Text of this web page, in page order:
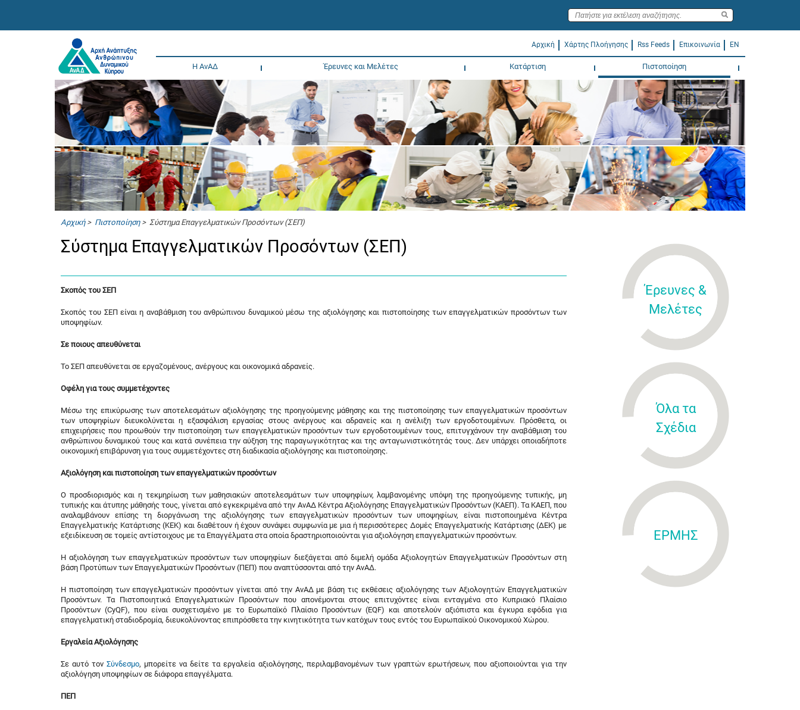
Αρχική Χάρτης Πλοήγησης Rss Feeds Επικοινωνία EN
Η ΑνΑΔ Έρευνες και Μελέτες Κατάρτιση Πιστοποίηση
Αρχική> Πιστοποίηση> Σύστημα Επαγγελματικών Προσόντων (ΣΕΠ)
Σύστημα Επαγγελματικών Προσόντων (ΣΕΠ)
Σκοπός του ΣΕΠ
Σκοπός του ΣΕΠ είναι η αναβάθμιση του ανθρώπινου δυναμικού μέσω της αξιολόγησης και πιστοποίησης των επαγγελματικών προσόντων των
υποψηφίων.
Σε ποιους απευθύνεται
Το ΣΕΠ απευθύνεται σε εργαζομένους, ανέργους και οικονομικά αδρανείς.
Οφέλη για τους συμμετέχοντες
Μέσω της επικύρωσης των αποτελεσμάτων αξιολόγησης της προηγούμενης μάθησης και της πιστοποίησης των επαγγελματικών προσόντων
των υποψηφίων διευκολύνεται η εξασφάλιση εργασίας στους ανέργους και αδρανείς και η ανέλιξη των εργοδοτουμένων. Πρόσθετα, οι
επιχειρήσεις που προωθούν την πιστοποίηση των επαγγελματικών προσόντων των εργοδοτουμένων τους, επιτυγχάνουν την αναβάθμιση του
ανθρώπινου δυναμικού τους και κατά συνέπεια την αύξηση της παραγωγικότητας και της ανταγωνιστικότητάς τους. Δεν υπάρχει οποιαδήποτε
οικονομική επιβάρυνση για τους συμμετέχοντες στη διαδικασία αξιολόγησης και πιστοποίησης.
Αξιολόγηση και πιστοποίηση των επαγγελματικών προσόντων
Ο προσδιορισμός και η τεκμηρίωση των μαθησιακών αποτελεσμάτων των υποψηφίων, λαμβανομένης υπόψη της προηγούμενης τυπικής, μη
τυπικής και άτυπης μάθησής τους, γίνεται από εγκεκριμένα από την ΑνΑΔ Κέντρα Αξιολόγησης Επαγγελματικών Προσόντων (ΚΑΕΠ). Τα ΚΑΕΠ, που
αναλαμβάνουν επίσης τη διοργάνωση της αξιολόγησης των επαγγελματικών προσόντων των υποψηφίων, είναι πιστοποιημένα Κέντρα
Επαγγελματικής Κατάρτισης (ΚΕΚ) και διαθέτουν ή έχουν συνάψει συμφωνία με μια ή περισσότερες Δομές Επαγγελματικής Κατάρτισης (ΔΕΚ) με
εξειδίκευση σε τομείς αντίστοιχους με τα Επαγγέλματα στα οποία δραστηριοποιούνται για αξιολόγηση επαγγελματικών προσόντων.
Η αξιολόγηση των επαγγελματικών προσόντων των υποψηφίων διεξάγεται από διμελή ομάδα Αξιολογητών Επαγγελματικών Προσόντων στη
βάση Προτύπων των Επαγγελματικών Προσόντων (ΠΕΠ) που αναπτύσσονται από την ΑνΑΔ.
Η πιστοποίηση των επαγγελματικών προσόντων γίνεται από την ΑνΑΔ με βάση τις εκθέσεις αξιολόγησης των Αξιολογητών Επαγγελματικών
Προσόντων. Τα Πιστοποιητικά Επαγγελματικών Προσόντων που απονέμονται στους επιτυχόντες είναι ενταγμένα στο Κυπριακό Πλαίσιο
Προσόντων (CyQF), που είναι συσχετισμένο με το Ευρωπαϊκό Πλαίσιο Προσόντων (EQF) και αποτελούν αξιόπιστα και έγκυρα εφόδια για
επαγγελματική σταδιοδρομία, διευκολύνοντας επιπρόσθετα την κινητικότητα των κατόχων τους εντός του Ευρωπαϊκού Οικονομικού Χώρου.
Εργαλεία Αξιολόγησης
Σε αυτό τονΣύνδεσμο, μπορείτε να δείτε τα εργαλεία αξιολόγησης, περιλαμβανομένων των γραπτών ερωτήσεων, που αξιοποιούνται για την
αξιολόγηση υποψηφίων σε διάφορα επαγγέλματα.
ΠΕΠ
Έρευνες &
Μελέτες
Όλα τα
Σχέδια
ΕΡΜΗΣ